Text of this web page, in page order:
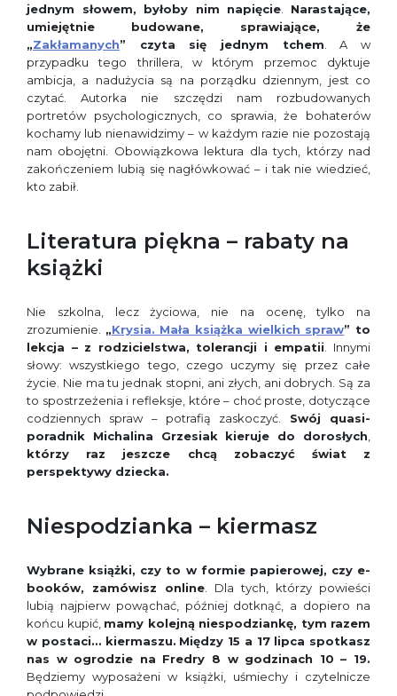
jednym słowem, byłoby nim napięcie. Narastające,
umiejętnie budowane, sprawiające, że
„Zakłamanych” czyta się jednym tchem. A w
przypadku tego thrillera, w którym przemoc dyktuje
ambicja, a nadużycia są na porządku dziennym, jest co
czytać. Autorka nie szczędzi nam rozbudowanych
portretów psychologicznych, co sprawia, że bohaterów
kochamy lub nienawidzimy – w każdym razie nie pozostają
nam obojętni. Obowiązkowa lektura dla tych, którzy nad
zakończeniem lubią się nagłówkować – i tak nie wiedzieć,
kto zabił.
Literatura piękna – rabaty na
książki
Nie szkolna, lecz życiowa, nie na ocenę, tylko na
zrozumienie. „Krysia. Mała książka wielkich spraw” to
lekcja – z rodzicielstwa, tolerancji i empatii. Innymi
słowy: wszystkiego tego, czego uczymy się przez całe
życie. Nie ma tu jednak stopni, ani złych, ani dobrych. Są za
to spostrzeżenia i refleksje, które – choć proste, dotyczące
codziennych spraw – potrafią zaskoczyć. Swój quasi-
poradnik Michalina Grzesiak kieruje do dorosłych,
którzy raz jeszcze chcą zobaczyć świat z
perspektywy dziecka.
Niespodzianka – kiermasz
Wybrane książki, czy to w formie papierowej, czy e-
booków, zamówisz online. Dla tych, którzy powieści
lubią najpierw powąchać, później dotknąć, a dopiero na
końcu kupić, mamy kolejną niespodziankę, tym razem
w postaci… kiermaszu. Między 15 a 17 lipca spotkasz
nas w ogrodzie na Fredry 8 w godzinach 10 – 19.
Będziemy wyposażeni w książki, uśmiechy i czytelnicze